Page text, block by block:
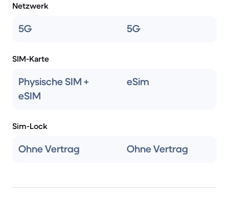
Netzwerk
5G 5G
SIM-Karte
Physische SIM +
eSIM
eSim
Sim-Lock
Ohne Vertrag Ohne Vertrag